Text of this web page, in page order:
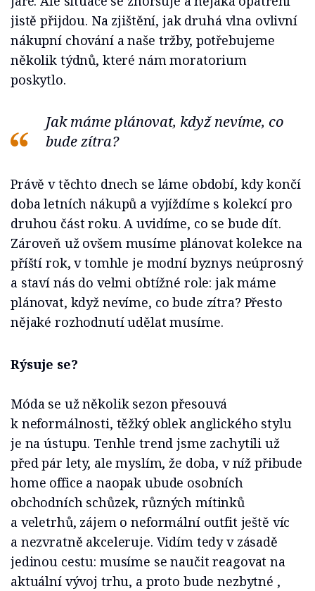
jistě přijdou. Na zjištění, jak druhá vlna ovlivní
nákupní chování a naše tržby, potřebujeme
několik týdnů, které nám moratorium
poskytlo.
Jak máme plánovat, když nevíme, co
bude zítra?
Právě v těchto dnech se láme období, kdy končí
doba letních nákupů a vyjíždíme s kolekcí pro
druhou část roku. A uvidíme, co se bude dít.
Zároveň už ovšem musíme plánovat kolekce na
příští rok, v tomhle je modní byznys neúprosný
a staví nás do velmi obtížné role: jak máme
plánovat, když nevíme, co bude zítra? Přesto
nějaké rozhodnutí udělat musíme.
Rýsuje se?
Móda se už několik sezon přesouvá
k neformálnosti, těžký oblek anglického stylu
je na ústupu. Tenhle trend jsme zachytili už
před pár lety, ale myslím, že doba, v níž přibude
home office a naopak ubude osobních
obchodních schůzek, různých mítinků
a veletrhů, zájem o neformální outfit ještě víc
a nezvratně akceleruje. Vidím tedy v zásadě
jedinou cestu: musíme se naučit reagovat na
aktuální vývoj trhu, a proto bude nezbytné ,